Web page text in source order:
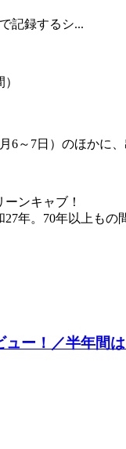
記録するシ...
6～7日）のほかに
ンキャブ！
年。70年以上も
ー！／半年間